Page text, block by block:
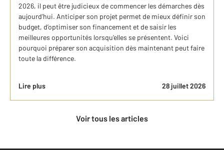
2026, il peut être judicieux de commencer les démarches dès
aujourd’hui. Anticiper son projet permet de mieux définir son
budget, d’optimiser son financement et de saisir les
meilleures opportunités lorsqu’elles se présentent. Voici
pourquoi préparer son acquisition dès maintenant peut faire
toute la différence.
Lire plus 28 juillet 2026
Voir tous les articles